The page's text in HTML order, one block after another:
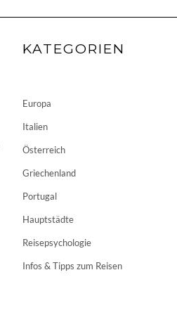
KATEGORIEN
Europa
Italien
Österreich
Griechenland
Portugal
Hauptstädte
Reisepsychologie
Infos & Tipps zum Reisen